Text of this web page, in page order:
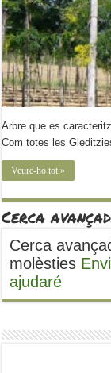
Arbre que es
Com totes les
Veure-ho tot »
Cerca
Cerca
molèsties
ajudaré